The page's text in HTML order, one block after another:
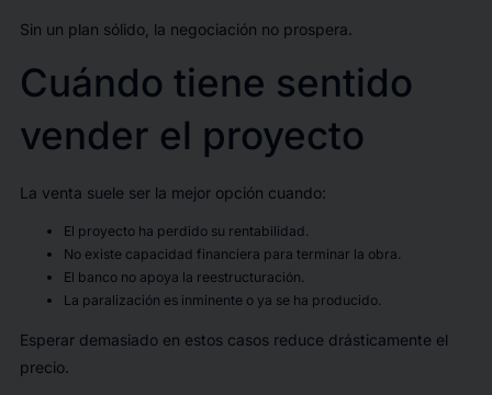
Sin un plan sólido, la negociación no prospera.
Cuándo tiene sentido
vender el proyecto
La venta suele ser la mejor opción cuando:
El proyecto ha perdido su rentabilidad.
No existe capacidad financiera para terminar la obra.
El banco no apoya la reestructuración.
La paralización es inminente o ya se ha producido.
Esperar demasiado en estos casos reduce drásticamente el
precio.